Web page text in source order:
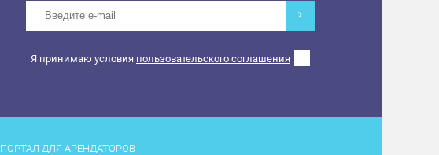
Я принимаю условия пользовательского соглашения
ПОРТАЛ ДЛЯ АРЕНДАТОРОВ